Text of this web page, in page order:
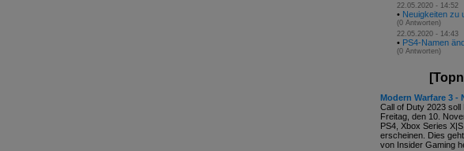
22.05.2020 - 14:52
• Neuigkeiten zu
(0 Antworten)
22.05.2020 - 14:43
• PS4-Namen
(0 Antworten)
Modern Warfare 3 -
Call of Duty 2023
Freitag, den 10.
PS4, Xbox Series
erscheinen. Dies
von Insider Gaming